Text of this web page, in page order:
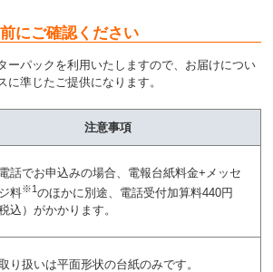
にご確認ください
ーパックを利用いたしますので、お届けについ
準じたご提供になります。
注意事項
話でお申込みの場合、電報台紙料金+メッセ
料※1のほかに別途、電話受付加算料440円
税込）がかかります。
り扱いは平面形状の台紙のみです。